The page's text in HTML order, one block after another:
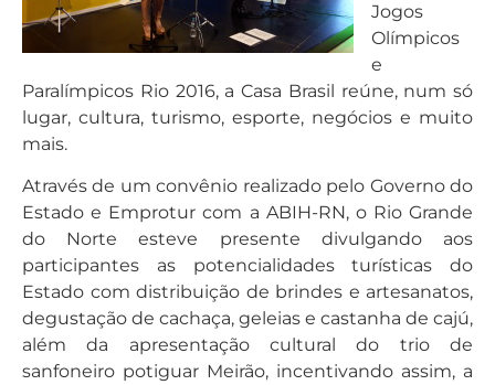
Jogos
Olímpicos
e
Paralímpicos Rio 2016, a Casa Brasil reúne, num só
lugar, cultura, turismo, esporte, negócios e muito
mais.
Através de um convênio realizado pelo Governo do
Estado e Emprotur com a ABIH-RN, o Rio Grande
do Norte esteve presente divulgando aos
participantes as potencialidades turísticas do
Estado com distribuição de brindes e artesanatos,
degustação de cachaça, geleias e castanha de cajú,
além da apresentação cultural do trio de
sanfoneiro potiguar Meirão, incentivando assim, a